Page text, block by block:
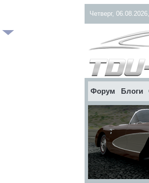
Четверг,
Форум Блоги